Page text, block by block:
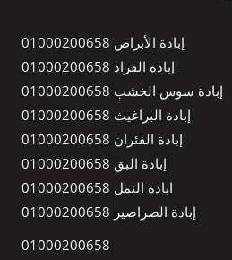
إبادة الأبراص 01000200658
إبادة القراد 01000200658
إبادة سوس الخشب 01000200658
إبادة البراغيث 01000200658
إبادة الفئران 01000200658
إبادة البق 01000200658
ابادة النمل 01000200658
إبادة الصراصير 01000200658
01000200658